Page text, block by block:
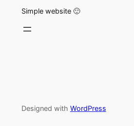
Simple website 🙂
Designed with WordPress